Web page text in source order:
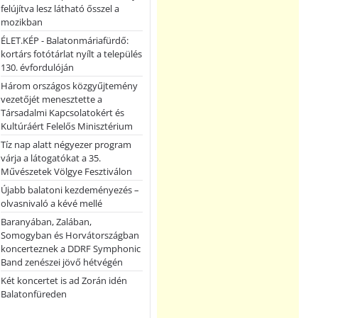
felújítva lesz látható ősszel a
mozikban
ÉLET.KÉP - Balatonmáriafürdő:
kortárs fotótárlat nyílt a település
130. évfordulóján
Három országos közgyűjtemény
vezetőjét menesztette a
Társadalmi Kapcsolatokért és
Kultúráért Felelős Minisztérium
Tíz nap alatt négyezer program
várja a látogatókat a 35.
Művészetek Völgye Fesztiválon
Újabb balatoni kezdeményezés –
olvasnivaló a kévé mellé
Baranyában, Zalában,
Somogyban és Horvátországban
koncerteznek a DDRF Symphonic
Band zenészei jövő hétvégén
Két koncertet is ad Zorán idén
Balatonfüreden